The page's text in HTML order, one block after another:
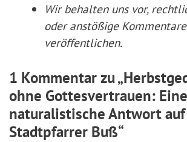
Wir behalten uns vor,
oder anstößige
veröffentlichen.
1 Kommentar zu
ohne Gottesvertrauen: Eine
naturalistische Antwort auf
Stadtpfarrer Buß“